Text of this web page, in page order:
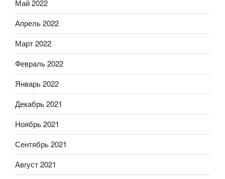
Май 2022
Апрель 2022
Март 2022
Февраль 2022
Январь 2022
Декабрь 2021
Ноябрь 2021
Сентябрь 2021
Август 2021